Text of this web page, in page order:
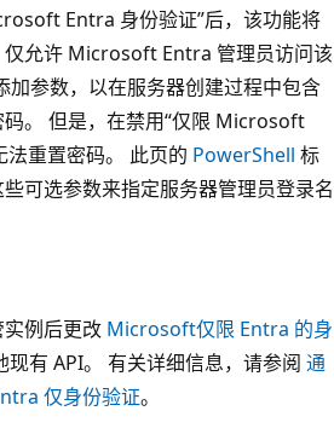
Entra 身份验证”后，该功能将
仅允许 Microsoft Entra 管理员访问该
加参数，以在服务器创建过程中包含
。 但是，在禁用“仅限 Microsoft
重置密码。 此页的 PowerShell 标
可选参数来指定服务器管理员登录名
例后更改 Microsoft仅限 Entra 的身
现有 API。 有关详细信息，请参阅 通
仅身份验证。